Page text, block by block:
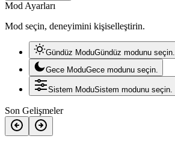
Mod Ayarları
Mod seçin, deneyimini kişiselleştirin.
Gündüz ModuGündüz modunu seçin.
Gece ModuGece modunu seçin.
Sistem ModuSistem modunu seçin.
Son Gelişmeler